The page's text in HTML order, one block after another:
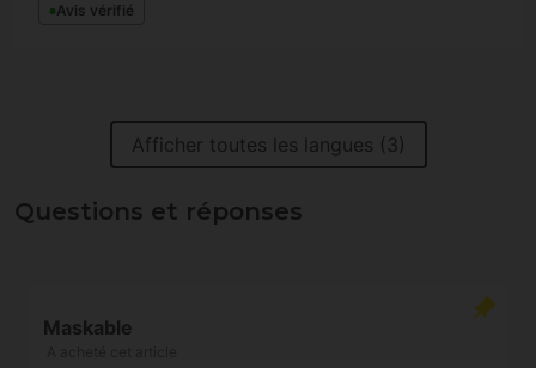
Avis vérifié
Afficher toutes les langues (3)
Questions et réponses
Maskable